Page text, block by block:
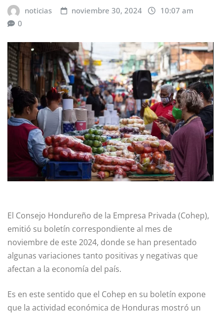
noticias noviembre 30, 2024
10:07 am
0
El Consejo Hondureño de la Empresa Privada (Cohep),
emitió su boletín correspondiente al mes de
noviembre de este 2024, donde se han presentado
algunas variaciones tanto positivas y negativas que
afectan a la economía del país.
Es en este sentido que el Cohep en su boletín expone
que la actividad económica de Honduras mostró un